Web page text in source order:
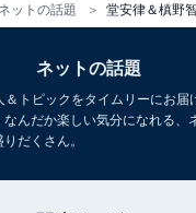
ネットの話題
ネットの話題
＆トピックをタイムリーにお届
んだか楽しい気分になれる、
だくさん。